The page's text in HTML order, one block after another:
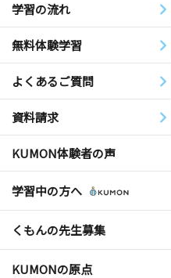
学習の流れ
無料体験学習
よくあるご質問
資料請求
KUMON体験者の声
学習中の方へ
くもんの先生募集
KUMONの原点